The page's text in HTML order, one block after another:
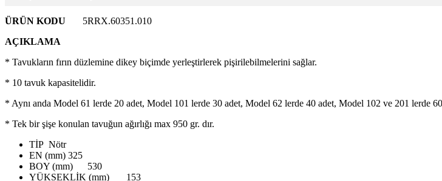
ÜRÜN KODU
5RRX.60351.010
AÇIKLAMA
* Tavukların fırın düzlemine dikey biçimde yerleştirlerek pişirilebilmelerini sağlar.
* 10 tavuk kapasitelidir.
* Aynı anda Model 61 lerde 20 adet, Model 101 lerde 30 adet, Model 62 lerde 40 adet, Model 102 ve 201 lerde
* Tek bir şişe konulan tavuğun ağırlığı max 950 gr. dır.
TİP Nötr
EN (mm) 325
BOY (mm)
530
YÜKSEKLİK (mm)
153